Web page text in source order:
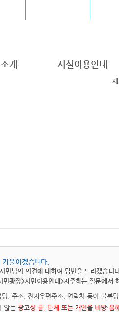
개 시설이용안내
새
울이겠습니다.
민님의 의견에 대하여 답변을 드리겠습니
광장>시민이용안내>자주하는 질문에서
, 주소, 전자우편주소, 연락처 등이 불분
않는 광고성 글, 단체 또는 개인을 비방·